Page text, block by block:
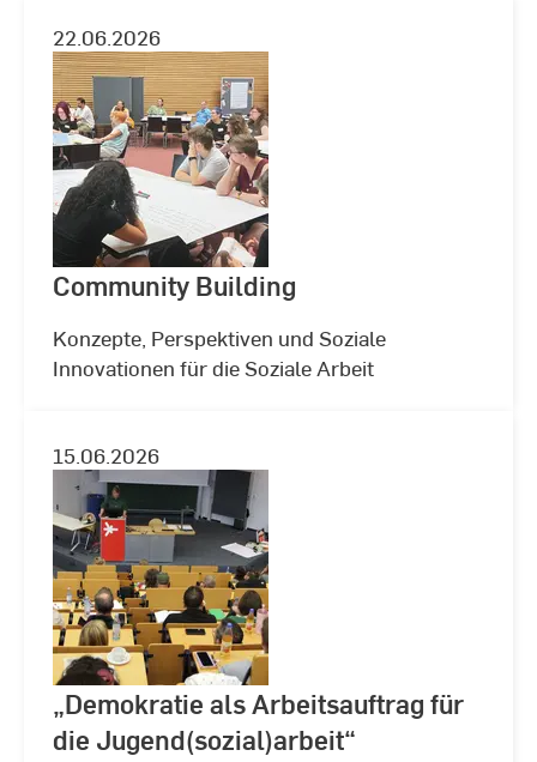
22.06.2026
Community Building
Konzepte, Perspektiven und Soziale
Innovationen für die Soziale Arbeit
15.06.2026
„Demokratie als Arbeitsauftrag für
die Jugend(sozial)arbeit“